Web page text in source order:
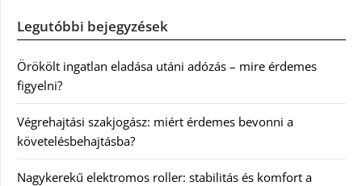
Legutóbbi bejegyzések
Örökölt ingatlan eladása utáni adózás – mire érdemes
figyelni?
Végrehajtási szakjogász: miért érdemes bevonni a
követelésbehajtásba?
Nagykerekű elektromos roller: stabilitás és komfort a